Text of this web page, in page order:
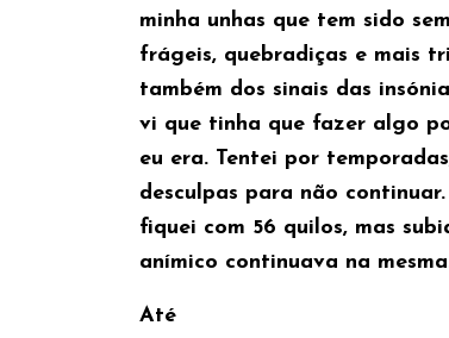
minha unhas que tem sido
frágeis, quebradiças e mais
também dos sinais das
vi que tinha que fazer algo
eu era. Tentei por
desculpas para não
fiquei com 56 quilos, mas
anímico continuava na
Até